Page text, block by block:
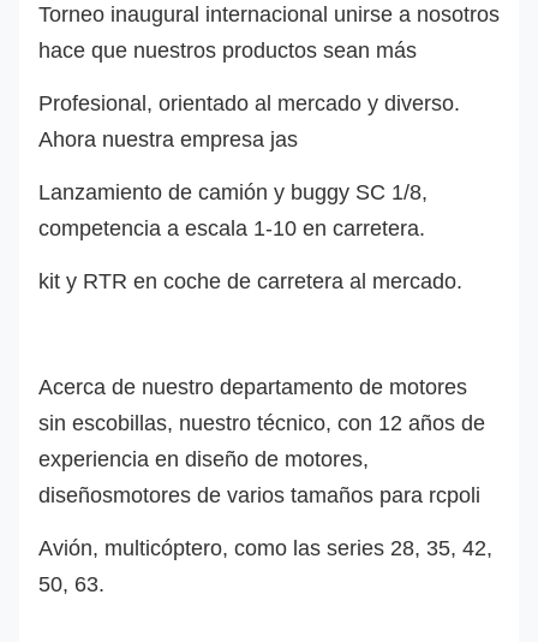
Torneo inaugural internacional unirse a nosotros
hace que nuestros productos sean más
Profesional, orientado al mercado y diverso.
Ahora nuestra empresa jas
Lanzamiento de camión y buggy SC 1/8,
competencia a escala 1-10 en carretera.
kit y RTR en coche de carretera al mercado.
Acerca de nuestro departamento de motores
sin escobillas, nuestro técnico, con 12 años de
experiencia en diseño de motores,
diseñosmotores de varios tamaños para rcpoli
Avión, multicóptero, como las series 28, 35, 42,
50, 63.